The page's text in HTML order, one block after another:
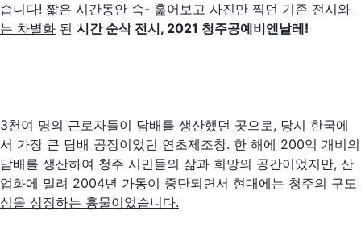
습니다! 짧은 시간동안 슥- 훑어보고 사진만 찍던 기존 전시와
는 차별화 된 시간 순삭 전시, 2021 청주공예비엔날레!
3천여 명의 근로자들이 담배를 생산했던 곳으로, 당시 한국에
서 가장 큰 담배 공장이었던 연초제조창. 한 해에 200억 개비의
담배를 생산하여 청주 시민들의 삶과 희망의 공간이었지만, 산
업화에 밀려 2004년 가동이 중단되면서 현대에는 청주의 구도
심을 상징하는 흉물이었습니다.